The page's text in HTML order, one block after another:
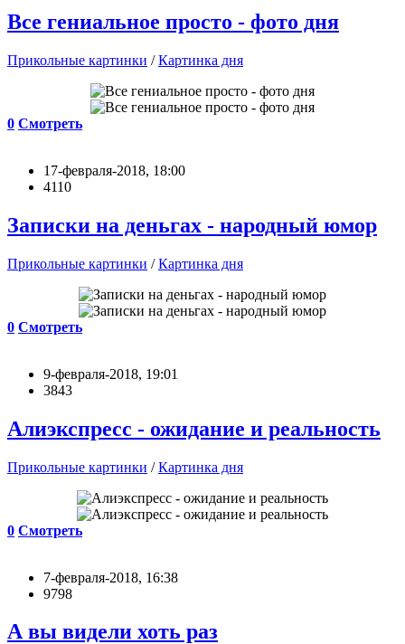
Все гениальное просто - фото дня
Прикольные картинки /Картинка дня
0 Смотреть
17-февраля-2018, 18:00
4110
Записки на деньгах - народный юмор
Прикольные картинки /Картинка дня
0 Смотреть
9-февраля-2018, 19:01
3843
Алиэкспресс - ожидание и реальность
Прикольные картинки /Картинка дня
0 Смотреть
7-февраля-2018, 16:38
9798
А вы видели хоть раз